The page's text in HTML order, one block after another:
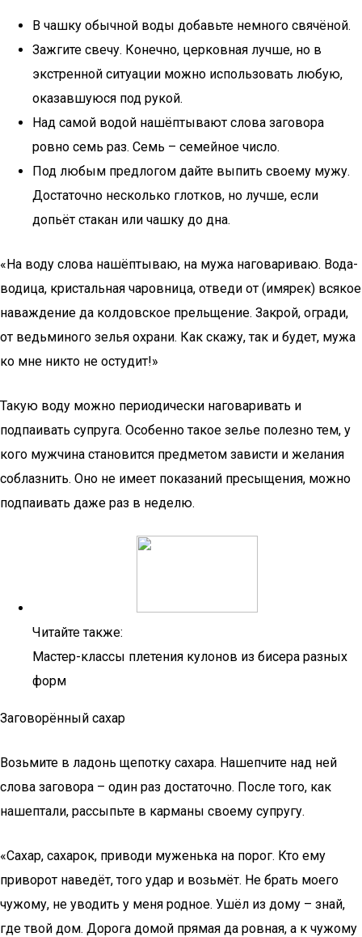
В чашку обычной воды добавьте немного свячёной.
Зажгите свечу. Конечно, церковная лучше, но в
экстренной ситуации можно использовать любую,
оказавшуюся под рукой.
Над самой водой нашёптывают слова заговора
ровно семь раз. Семь – семейное число.
Под любым предлогом дайте выпить своему мужу.
Достаточно несколько глотков, но лучше, если
допьёт стакан или чашку до дна.
«На воду слова нашёптываю, на мужа наговариваю. Вода-
водица, кристальная чаровница, отведи от (имярек) всякое
наваждение да колдовское прельщение. Закрой, огради,
от ведьминого зелья охрани. Как скажу, так и будет, мужа
ко мне никто не остудит!»
Такую воду можно периодически наговаривать и
подпаивать супруга. Особенно такое зелье полезно тем, у
кого мужчина становится предметом зависти и желания
соблазнить. Оно не имеет показаний пресыщения, можно
подпаивать даже раз в неделю.
Читайте также:
Мастер-классы плетения кулонов из бисера разных
форм
Заговорённый сахар
Возьмите в ладонь щепотку сахара. Нашепчите над ней
слова заговора – один раз достаточно. После того, как
нашептали, рассыпьте в карманы своему супругу.
«Сахар, сахарок, приводи муженька на порог. Кто ему
приворот наведёт, того удар и возьмёт. Не брать моего
чужому, не уводить у меня родное. Ушёл из дому – знай,
где твой дом. Дорога домой прямая да ровная, а к чужому